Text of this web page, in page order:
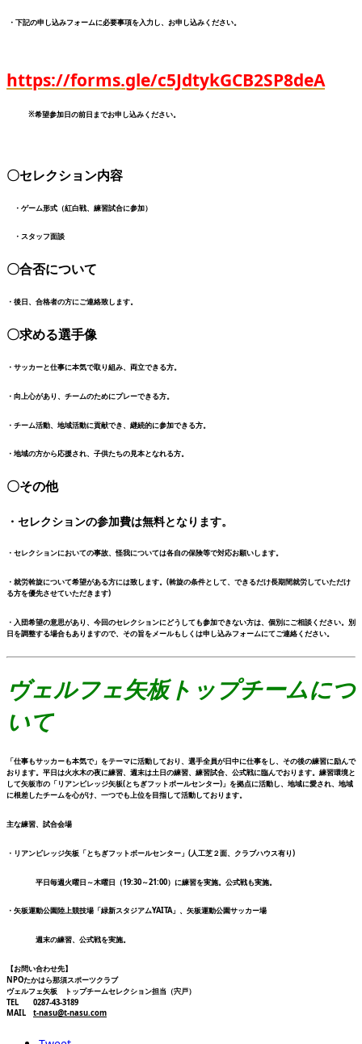
・下記の申し込みフォームに必要事項を入力し、お申し込みください。
https://forms.gle/c5JdtykGCB2SP8deA
※希望参加日の前日までお申し込みください。
〇セレクション内容
・ゲーム形式（紅白戦、練習試合に参加）
・スタッフ面談
〇合否について
・後日、合格者の方にご連絡致します。
〇求める選手像
・サッカーと仕事に本気で取り組み、両立できる方。
・向上心があり、チームのためにプレーできる方。
・チーム活動、地域活動に貢献でき、継続的に参加できる方。
・地域の方から応援され、子供たちの見本となれる方。
〇その他
・セレクションの参加費は無料となります。
・セレクションにおいての事故、怪我については各自の保険等で対応お願いします。
・就労斡旋について希望がある方には致します。(斡旋の条件として、できるだけ長期間就労していただけ
る方を優先させていただきます)
・入団希望の意思があり、今回のセレクションにどうしても参加できない方は、個別にご相談ください。別
日を調整する場合もありますので、その旨をメールもしくは申し込みフォームにてご連絡ください。
ヴェルフェ矢板トップチームにつ
いて
「仕事もサッカーも本気で」をテーマに活動しており、選手全員が日中に仕事をし、その後の練習に励んで
おります。平日は火水木の夜に練習、週末は土日の練習、練習試合、公式戦に臨んでおります。練習環境と
して矢板市の「リアンビレッジ矢板(とちぎフットボールセンター)」を拠点に活動し、地域に愛され、地域
に根差したチームを心がけ、一つでも上位を目指して活動しております。
主な練習、試合会場
・リアンビレッジ矢板「とちぎフットボールセンター」(人工芝２面、クラブハウス有り)
平日毎週火曜日～木曜日（19:30～21:00）に練習を実施。公式戦も実施。
・矢板運動公園陸上競技場「緑新スタジアムYAITA」、矢板運動公園サッカー場
週末の練習、公式戦を実施。
【お問い合わせ先】
NPOたかはら那須スポーツクラブ
ヴェルフェ矢板 トップチームセレクション担当（宍戸）
TEL 0287-43-3189
MAIL t-nasu@t-nasu.com